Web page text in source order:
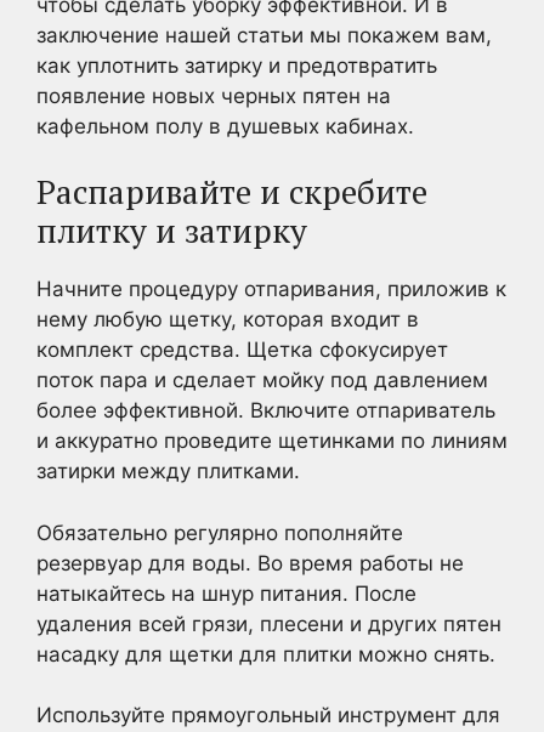
заключение нашей статьи мы покажем вам,
как уплотнить затирку и предотвратить
появление новых черных пятен на
кафельном полу в душевых кабинах.
Распаривайте и скребите
плитку и затирку
Начните процедуру отпаривания, приложив к
нему любую щетку, которая входит в
комплект средства. Щетка сфокусирует
поток пара и сделает мойку под давлением
более эффективной. Включите отпариватель
и аккуратно проведите щетинками по линиям
затирки между плитками.
Обязательно регулярно пополняйте
резервуар для воды. Во время работы не
натыкайтесь на шнур питания. После
удаления всей грязи, плесени и других пятен
насадку для щетки для плитки можно снять.
Используйте прямоугольный инструмент для